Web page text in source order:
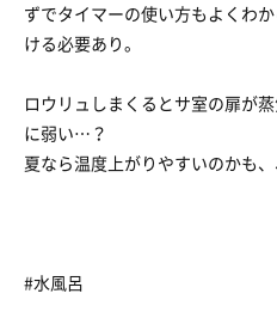
ずでタイマーの使い方もよくわ
ける必要あり。
ロウリュしまくるとサ室の扉が
に弱い…？
夏なら温度上がりやすいのかも、
#水風呂